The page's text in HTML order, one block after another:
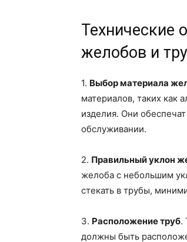
Технические
желобов и
1. Выбор материала
материалов, таких как
изделия. Они
обслуживании.
2. Правильный уклон
желоба с небольшим
стекать в трубы,
3. Расположение труб.
должны быть